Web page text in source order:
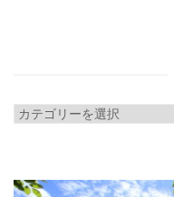
カ
リ